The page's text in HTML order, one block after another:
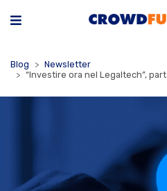
Blog
Newsletter
“Investire ora nel Legaltech”,